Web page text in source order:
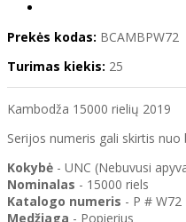
Prekės kodas: BCAMBPW72
Turimas kiekis: 25
Kambodža 15000 rielių 2019
Serijos numeris gali skirtis
Kokybė - UNC (Nebuvusi
Nominalas - 15000 riels
Katalogo numeris - P # W72
Medžiaga - Popierius